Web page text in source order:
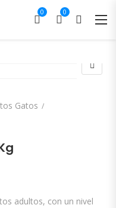
0 0
Gatos
adultos, con un nivel